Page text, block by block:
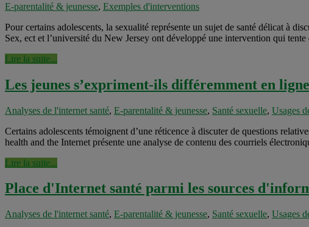
E-parentalité & jeunesse, Exemples d'interventions
Pour certains adolescents, la sexualité représente un sujet de santé délicat à
Sex, ect et l’université du New Jersey ont développé une intervention qui
Lire la suite...
Les jeunes s’expriment-ils différemment en
Analyses de l'internet santé, E-parentalité & jeunesse, Santé sexuelle, Usages
Certains adolescents témoignent d’une réticence à discuter de questions
health and the Internet présente une analyse de contenu des courriels
Lire la suite...
Place d'Internet santé parmi les sources
Analyses de l'internet santé, E-parentalité & jeunesse, Santé sexuelle, Usages